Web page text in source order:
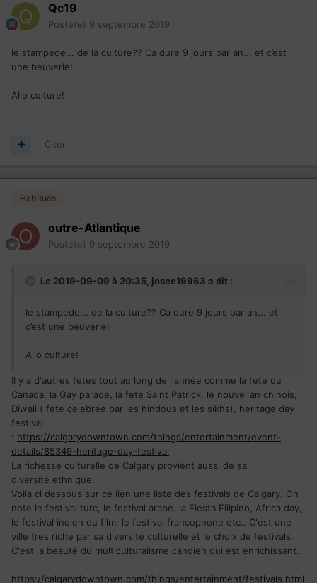
Qc19
Posté(e) 9 septembre 2019
le stampede... de la culture?? Ca dure 9 jours par an... et c’est
une beuverie!
Allo culture!
Citer
Habitués
outre-Atlantique
Posté(e) 9 septembre 2019
Le 2019-09-09 à 20:35, josee19963 a dit :
le stampede... de la culture?? Ca dure 9 jours par an... et
c’est une beuverie!
Allo culture!
Il y a d'autres fetes tout au long de l'année comme la fete du
Canada, la Gay parade, la fete Saint Patrick, le nouvel an chinois,
Diwali ( fete celebrée par les hindous et les sikhs), heritage day
festival
: https://calgarydowntown.com/things/entertainment/event-
details/85349-heritage-day-festival
La richesse culturelle de Calgary provient aussi de sa
diversité ethnique.
Voila ci dessous sur ce lien une liste des festivals de Calgary. On
note le festival turc, le festival arabe. la Fiesta Filipino, Africa day,
le festival indien du film, le festival francophone etc.. C'est une
ville tres riche par sa diversité culturelle et le choix de festivals.
C'est la beauté du multiculturalisme candien qui est enrichissant.
https://calgarydowntown.com/things/entertainment/festivals.html